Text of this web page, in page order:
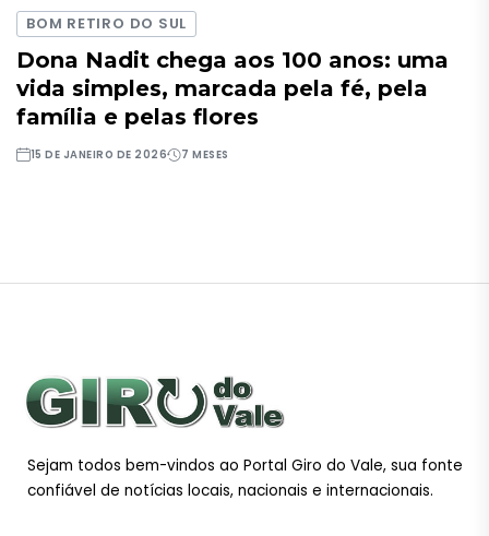
BOM RETIRO DO SUL
Dona Nadit chega aos 100 anos: uma
vida simples, marcada pela fé, pela
família e pelas flores
15 DE JANEIRO DE 2026 7 MESES
Sejam todos bem-vindos ao Portal Giro do Vale, sua fonte
confiável de notícias locais, nacionais e internacionais.